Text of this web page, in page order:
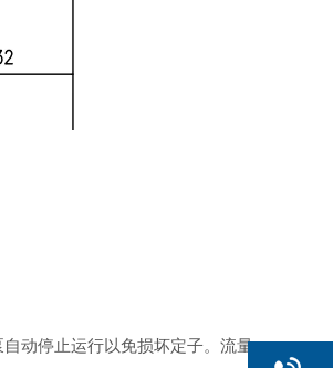
动停止运行以免损坏定子。流量